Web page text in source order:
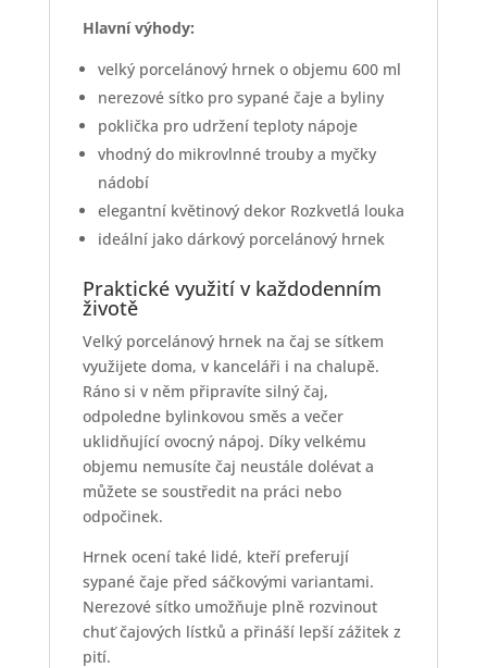
Hlavní výhody:
velký porcelánový hrnek o objemu 600 ml
nerezové sítko pro sypané čaje a byliny
poklička pro udržení teploty nápoje
vhodný do mikrovlnné trouby a myčky
nádobí
elegantní květinový dekor Rozkvetlá louka
ideální jako dárkový porcelánový hrnek
Praktické využití v každodenním
životě
Velký porcelánový hrnek na čaj se sítkem
využijete doma, v kanceláři i na chalupě.
Ráno si v něm připravíte silný čaj,
odpoledne bylinkovou směs a večer
uklidňující ovocný nápoj. Díky velkému
objemu nemusíte čaj neustále dolévat a
můžete se soustředit na práci nebo
odpočinek.
Hrnek ocení také lidé, kteří preferují
sypané čaje před sáčkovými variantami.
Nerezové sítko umožňuje plně rozvinout
chuť čajových lístků a přináší lepší zážitek z
pití.